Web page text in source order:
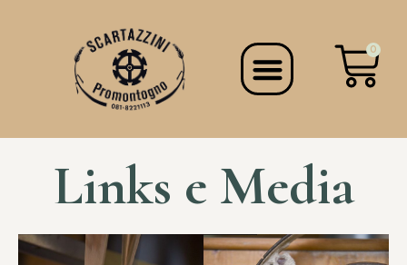
0
Links e Media